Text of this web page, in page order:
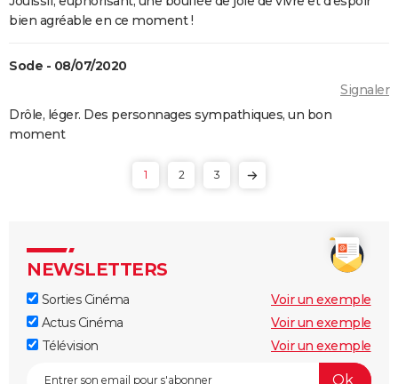
bien agréable en ce moment !
Sode - 08/07/2020
Signaler
Drôle, léger. Des personnages sympathiques, un bon
moment
1 2 3
NEWSLETTERS
Sorties Cinéma
Voir un exemple
Actus Cinéma
Voir un exemple
Télévision
Voir un exemple